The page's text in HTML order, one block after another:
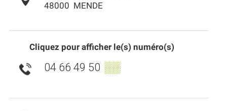
48000 MENDE
Cliquez pour afficher le(s) numéro(s)
04 66 49 50 ▒▒